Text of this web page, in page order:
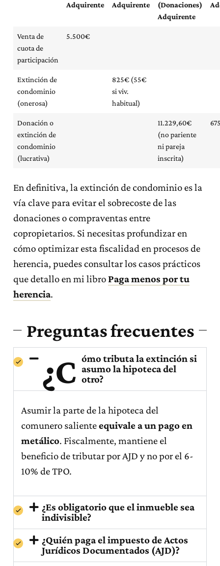
Adquirente Adquirente
(Donaciones)
Adquirente
Venta de
cuota de
participación
5.500€
Extinción de
condominio
(onerosa)
825€ (55€
si viv.
habitual)
Donación o
extinción de
condominio
(lucrativa)
11.229,60€
(no pariente
ni pareja
inscrita)
En definitiva, la extinción de condominio es la
vía clave para evitar el sobrecoste de las
donaciones o compraventas entre
copropietarios. Si necesitas profundizar en
cómo optimizar esta fiscalidad en procesos de
herencia, puedes consultar los casos prácticos
que detallo en mi libroPaga menos por tu
herencia.
Preguntas frecuentes
¿C ómo tributa la extinción si
asumo la hipoteca del
otro?
Asumir la parte de la hipoteca del
comunero salienteequivale a un pago en
metálico. Fiscalmente, mantiene el
beneficio de tributar por AJD y no por el 6-
10% de TPO.
¿Es obligatorio que el inmueble sea
indivisible?
¿Quién paga el impuesto de Actos
Jurídicos Documentados (AJD)?